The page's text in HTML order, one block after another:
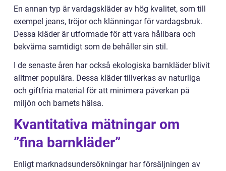
En annan typ är vardagskläder av hög kvalitet, som till
exempel jeans, tröjor och klänningar för vardagsbruk.
Dessa kläder är utformade för att vara hållbara och
bekväma samtidigt som de behåller sin stil.
I de senaste åren har också ekologiska barnkläder blivit
alltmer populära. Dessa kläder tillverkas av naturliga
och giftfria material för att minimera påverkan på
miljön och barnets hälsa.
Kvantitativa mätningar om
”fina barnkläder”
Enligt marknadsundersökningar har försäljningen av